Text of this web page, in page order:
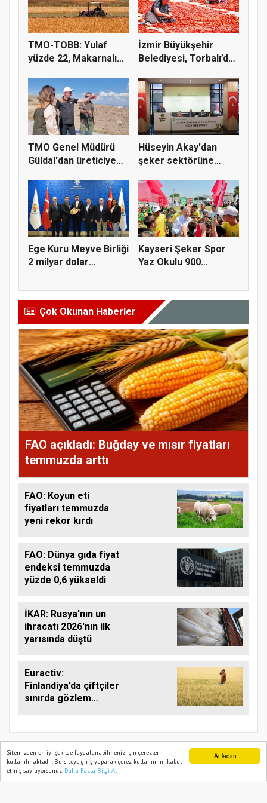
Anladım
Sitemizden en iyi şekilde faydalanabilmeniz için çerezler
kullanılmaktadır. Bu siteye giriş yaparak çerez kullanımını kabul
etmiş sayılıyorsunuz. Daha Fazla Bilgi Al
TMO-TOBB: Yulaf
yüzde 22, Makarnalık
İzmir Büyükşehir
Belediyesi, Torbalı’da
TMO Genel Müdürü
Güldal'dan üreticiye
Hüseyin Akay'dan
şeker sektörüne
Ege Kuru Meyve Birliği
2 milyar dolar
Kayseri Şeker Spor
Yaz Okulu 900
Çok Okunan Haberler
FAO açıkladı: Buğday ve mısır fiyatları
temmuzda arttı
FAO: Koyun eti
fiyatları temmuzda
yeni rekor kırdı
FAO: Dünya gıda fiyat
endeksi temmuzda
yüzde 0,6 yükseldi
İKAR: Rusya'nın un
ihracatı 2026'nın ilk
yarısında düştü
Euractiv:
Finlandiya’da çiftçiler
sınırda gözlem
TARIM PUSULASI
Ana Sayfa Web TV